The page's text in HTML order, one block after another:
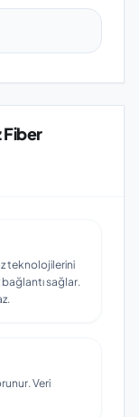
Fiber
teknolojilerini
bağlantı sağlar.
Veri